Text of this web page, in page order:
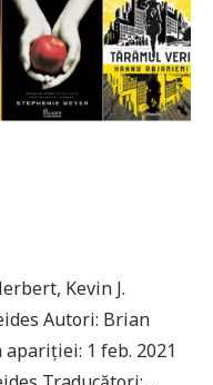
Kevin J.
Autori: Brian
apariției: 1 feb. 2021